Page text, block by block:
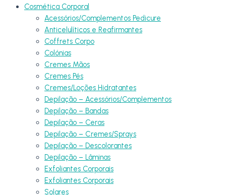
Cosmética Corporal
Acessórios/Complementos Pedicure
Anticelulíticos e Reafirmantes
Coffrets Corpo
Colónias
Cremes Mãos
Cremes Pés
Cremes/Loções Hidratantes
Depilação – Acessórios/Complementos
Depilação – Bandas
Depilação – Ceras
Depilação – Cremes/Sprays
Depilação – Descolorantes
Depilação – Lâminas
Exfoliantes Corporais
Exfoliantes Corporais
Solares